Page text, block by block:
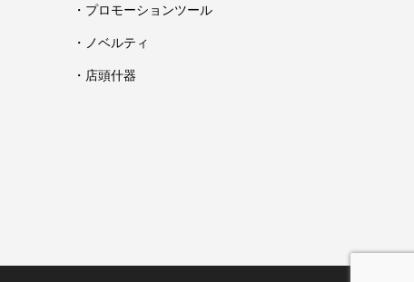
・プロモーションツール
・ノベルティ
・店頭什器